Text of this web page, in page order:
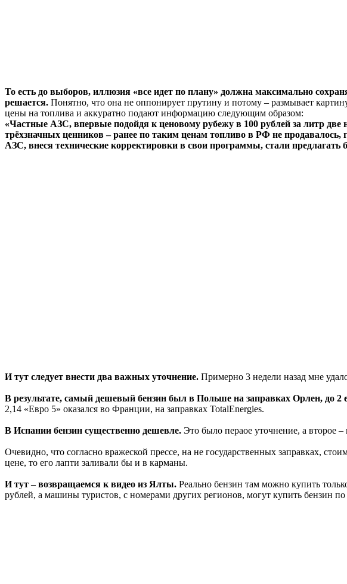
То есть до выборов, иллюзия «все идет по плану» должна максимально
решается. Понятно, что она не оппонирует прутину и потому – размывает
цены на топлива и аккуратно подают информацию следующим образом:
«Частные АЗС, впервые подойдя к ценовому рубежу в 100 рублей за литр две
трёхзначных ценников – ранее по таким ценам топливо в РФ не
АЗС, внеся технические корректировки в свои программы, стали предлагать
И тут следует внести два важных уточнение. Примерно 3 недели назад мне
В результате, самый дешевый бензин был в Польше на заправках Орлен, до 2
2,14 «Евро 5» оказался во Франции, на заправках TotalEnergies.
В Испании бензин существенно дешевле. Это было пераое уточнение, а второе
Очевидно, что согласно вражеской прессе, на не государственных заправках,
цене, то его лапти заливали бы и в карманы.
И тут – возвращаемся к видео из Ялты. Реально бензин там можно купить
рублей, а машины туристов, с номерами других регионов, могут купить бензин